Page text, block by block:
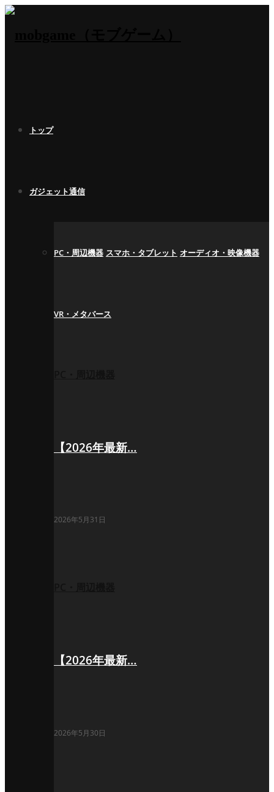
トップ
ガジェット通信
PC・周辺機器 スマホ・タブレット オーディオ・映像機器
VR・メタバース
【2026年最新…
2026年5月31日
【2026年最新…
2026年5月30日